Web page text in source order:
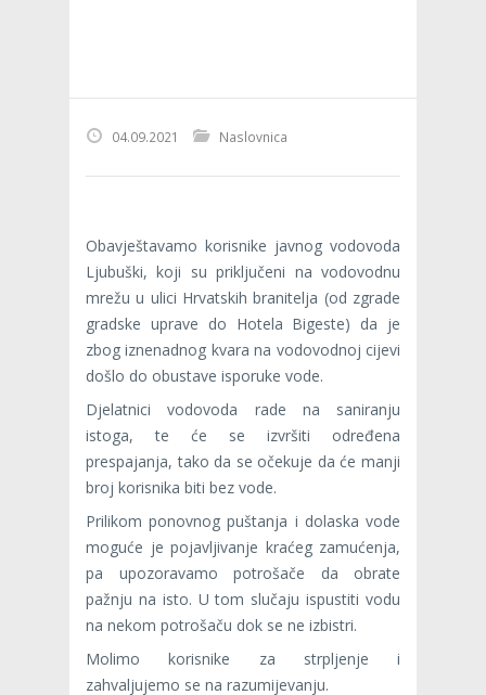
04.09.2021 Naslovnica
Obavještavamo korisnike javnog vodovoda
Ljubuški, koji su priključeni na vodovodnu
mrežu u ulici Hrvatskih branitelja (od zgrade
gradske uprave do Hotela Bigeste) da je
zbog iznenadnog kvara na vodovodnoj cijevi
došlo do obustave isporuke vode.
Djelatnici vodovoda rade na saniranju
istoga, te će se izvršiti određena
prespajanja, tako da se očekuje da će manji
broj korisnika biti bez vode.
Prilikom ponovnog puštanja i dolaska vode
moguće je pojavljivanje kraćeg zamućenja,
pa upozoravamo potrošače da obrate
pažnju na isto. U tom slučaju ispustiti vodu
na nekom potrošaču dok se ne izbistri.
Molimo korisnike za strpljenje i
zahvaljujemo se na razumijevanju.